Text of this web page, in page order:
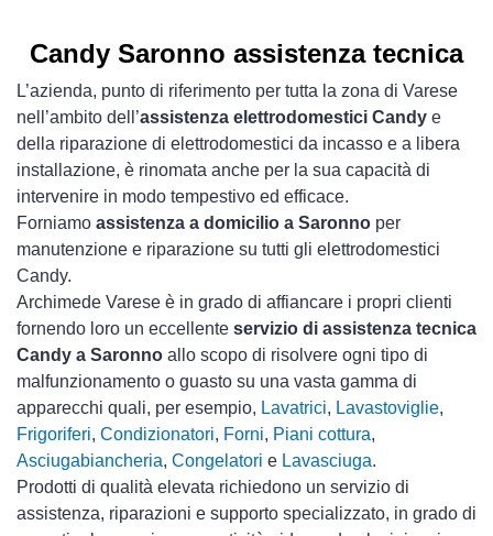
Candy Saronno assistenza tecnica
L’azienda, punto di riferimento per tutta la zona di Varese
nell’ambito dell’assistenza elettrodomestici Candy e
della riparazione di elettrodomestici da incasso e a libera
installazione, è rinomata anche per la sua capacità di
intervenire in modo tempestivo ed efficace.
Forniamo assistenza a domicilio a Saronno per
manutenzione e riparazione su tutti gli elettrodomestici
Candy.
Archimede Varese è in grado di affiancare i propri clienti
fornendo loro un eccellente servizio di assistenza tecnica
Candy a Saronno allo scopo di risolvere ogni tipo di
malfunzionamento o guasto su una vasta gamma di
apparecchi quali, per esempio, Lavatrici, Lavastoviglie,
Frigoriferi, Condizionatori, Forni, Piani cottura,
Asciugabiancheria, Congelatori e Lavasciuga.
Prodotti di qualità elevata richiedono un servizio di
assistenza, riparazioni e supporto specializzato, in grado di